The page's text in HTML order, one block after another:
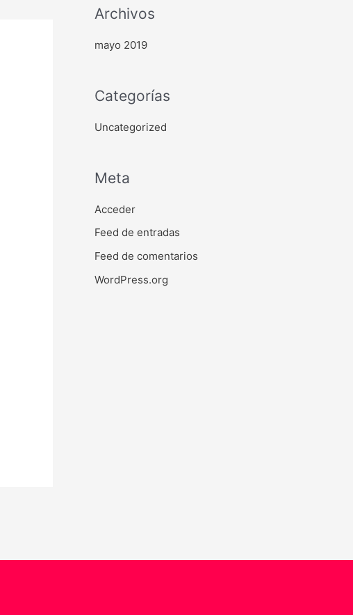
:Archivos
mayo 2019
Categorías
Uncategorized
Meta
Acceder
Feed de entradas
Feed de comentarios
WordPress.org